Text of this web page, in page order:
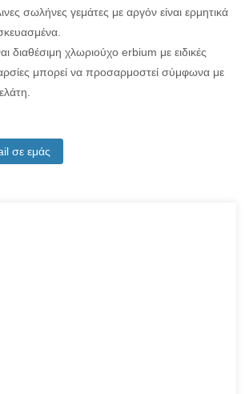
σωλήνες γεμάτες με αργόν είναι ερμητικά
διαθέσιμη χλωριούχο erbium με ειδικές
μπορεί να προσαρμοστεί σύμφωνα με
σε εμάς